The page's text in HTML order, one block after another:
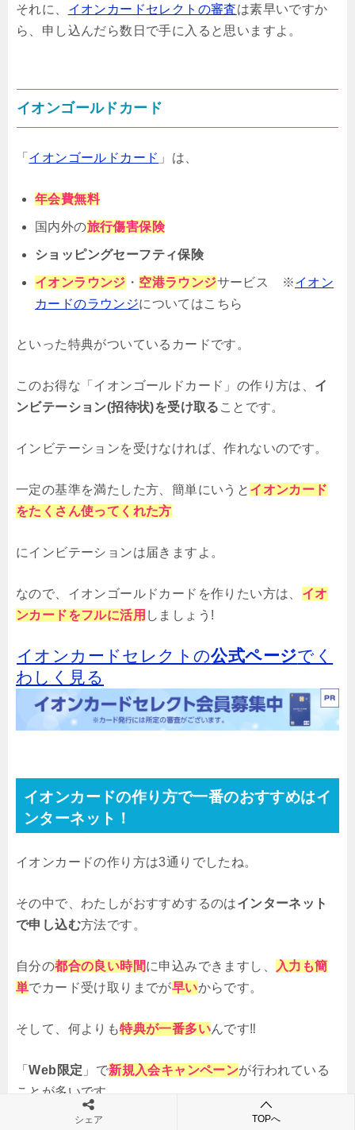
それに、 イオンカードセレクトの審査は素早いですか
ら、申し込んだら数日で手に入ると思いますよ。
イオンゴールドカード
「 イオンゴールドカード 」は、
年会費無料
国内外の旅行傷害保険
ショッピングセーフティ保険
イオンラウンジ ・ 空港ラウンジサービス ※イオン
カードのラウンジについてはこちら
といった特典がついているカードです。
このお得な「イオンゴールドカード」の作り方は、 イ
ンビテーション(招待状)を受け取る ことです。
インビテーションを受けなければ、作れないのです。
一定の基準を満たした方、簡単にいうと イオンカード
をたくさん使ってくれた方
にインビテーションは届きますよ。
なので、イオンゴールドカードを作りたい方は、 イオ
ンカードをフルに活用 しましょう!
イオンカードセレクトの公式ページでく
わしく見る
イオンカードの作り方で一番のおすすめはイ
ンターネット！
イオンカードの作り方は3通りでしたね。
その中で、わたしがおすすめするのはインターネット
で申し込む方法です。
自分の都合の良い時間に申込みできますし、
入力も簡
単でカード受け取りまでが早いからです。
そして、何よりも特典が一番多いんです‼
「Web限定 」で新規入会キャンペーンが行われている
ことが多いです。
シェア TOPへ